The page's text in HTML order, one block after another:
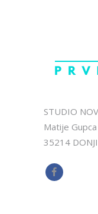
STUDIO
Matije
35214 DONJI